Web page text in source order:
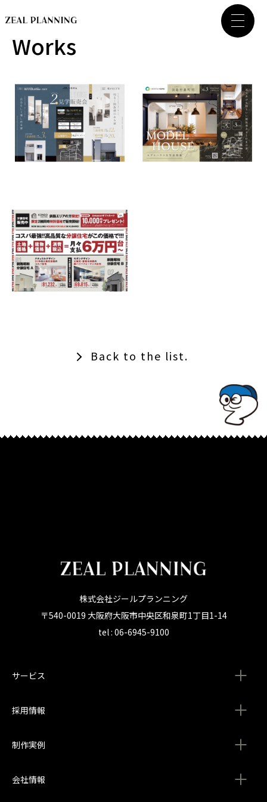
Works
Back to the list.
株式会社ジールプランニング
〒540-0019 大阪府大阪市中央区和泉町1丁目1-14
tel : 06-6945-9100
サービス
採用情報
制作実例
会社情報